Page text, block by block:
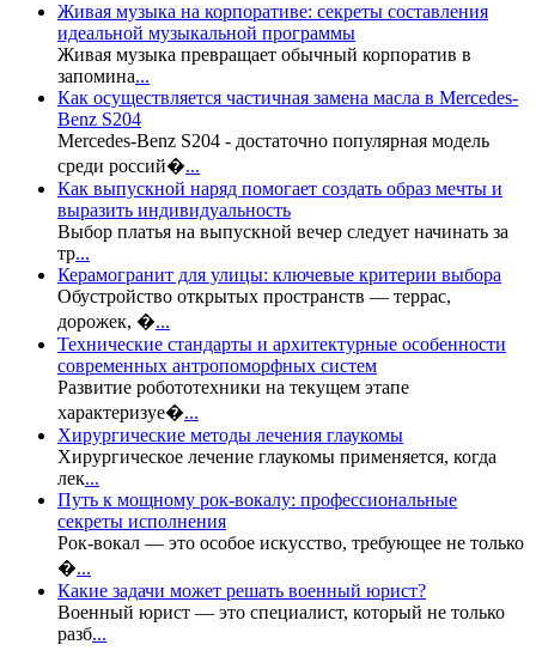
Живая музыка на корпоративе: секреты составления
идеальной музыкальной программы
Живая музыка превращает обычный корпоратив в
запомина...
Как осуществляется частичная замена масла в Mercedes-
Benz S204
Mercedes-Benz S204 - достаточно популярная модель
среди россий�...
Как выпускной наряд помогает создать образ мечты и
выразить индивидуальность
Выбор платья на выпускной вечер следует начинать за
тр...
Керамогранит для улицы: ключевые критерии выбора
Обустройство открытых пространств — террас,
дорожек, �...
Технические стандарты и архитектурные особенности
современных антропоморфных систем
Развитие робототехники на текущем этапе
характеризуе�...
Хирургические методы лечения глаукомы
Хирургическое лечение глаукомы применяется, когда
лек...
Путь к мощному рок-вокалу: профессиональные
секреты исполнения
Рок-вокал — это особое искусство, требующее не только
�...
Какие задачи может решать военный юрист?
Военный юрист — это специалист, который не только
разб...